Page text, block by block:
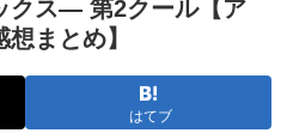
クス― 第2クール【ア
まとめ】
はてブ